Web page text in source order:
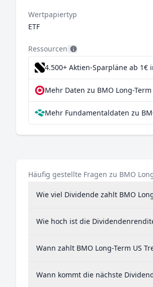
Wertpapiertyp
ETF
Ressourcen
4.500+ Aktien-Sparpläne ab 1€
Mehr Daten zu BMO Long-
Mehr Fundamentaldaten zu
Häufig gestellte Fragen zu BMO
Wie viel Dividende zahlt BMO
Wie hoch ist die
Wann zahlt BMO Long-Term US
Wann kommt die nächste